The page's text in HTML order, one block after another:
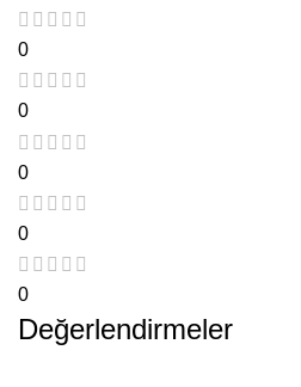
0
0
0
0
0
Değerlendirmeler